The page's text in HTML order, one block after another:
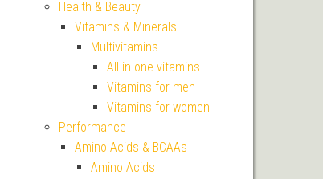
Health & Beauty
Vitamins & Minerals
Multivitamins
All in one vitamins
Vitamins for men
Vitamins for women
Performance
Amino Acids & BCAAs
Amino Acids